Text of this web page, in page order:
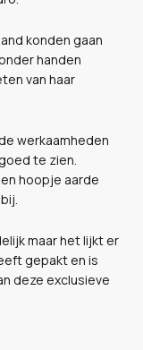
konden gaan
handen
van haar
werkaamheden
te zien.
hoopje aarde
maar het lijkt er
gepakt en is
deze exclusieve